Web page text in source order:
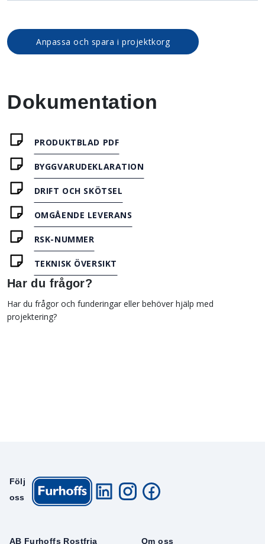
Anpassa och spara i projektkorg
Dokumentation
PRODUKTBLAD PDF
BYGGVARUDEKLARATION
DRIFT OCH SKÖTSEL
OMGÅENDE LEVERANS
RSK-NUMMER
TEKNISK ÖVERSIKT
Har du frågor?
Har du frågor och funderingar eller behöver hjälp med
projektering?
AB Furhoffs Rostfria Om oss
Följ
oss